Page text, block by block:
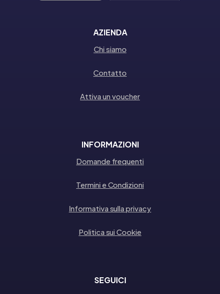
AZIENDA
Chi siamo
Contatto
Attiva un voucher
INFORMAZIONI
Domande frequenti
Termini e Condizioni
Informativa sulla privacy
Politica sui Cookie
SEGUICI